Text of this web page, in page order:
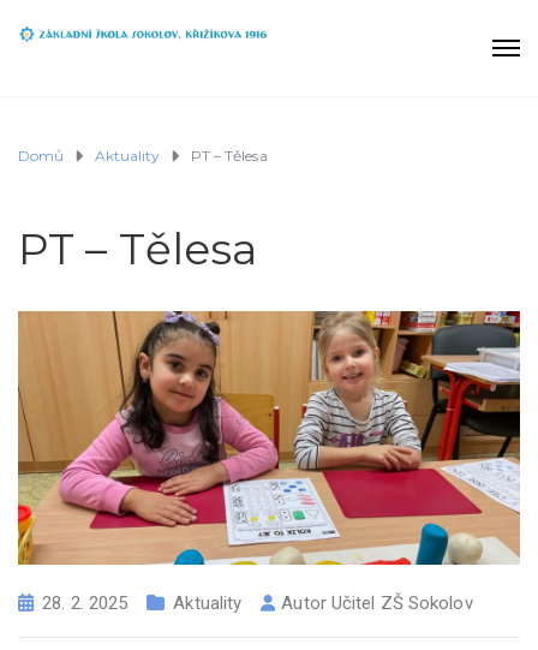
Domů Aktuality PT – Tělesa
PT – Tělesa
28. 2. 2025 Aktuality Autor Učitel ZŠ Sokolov